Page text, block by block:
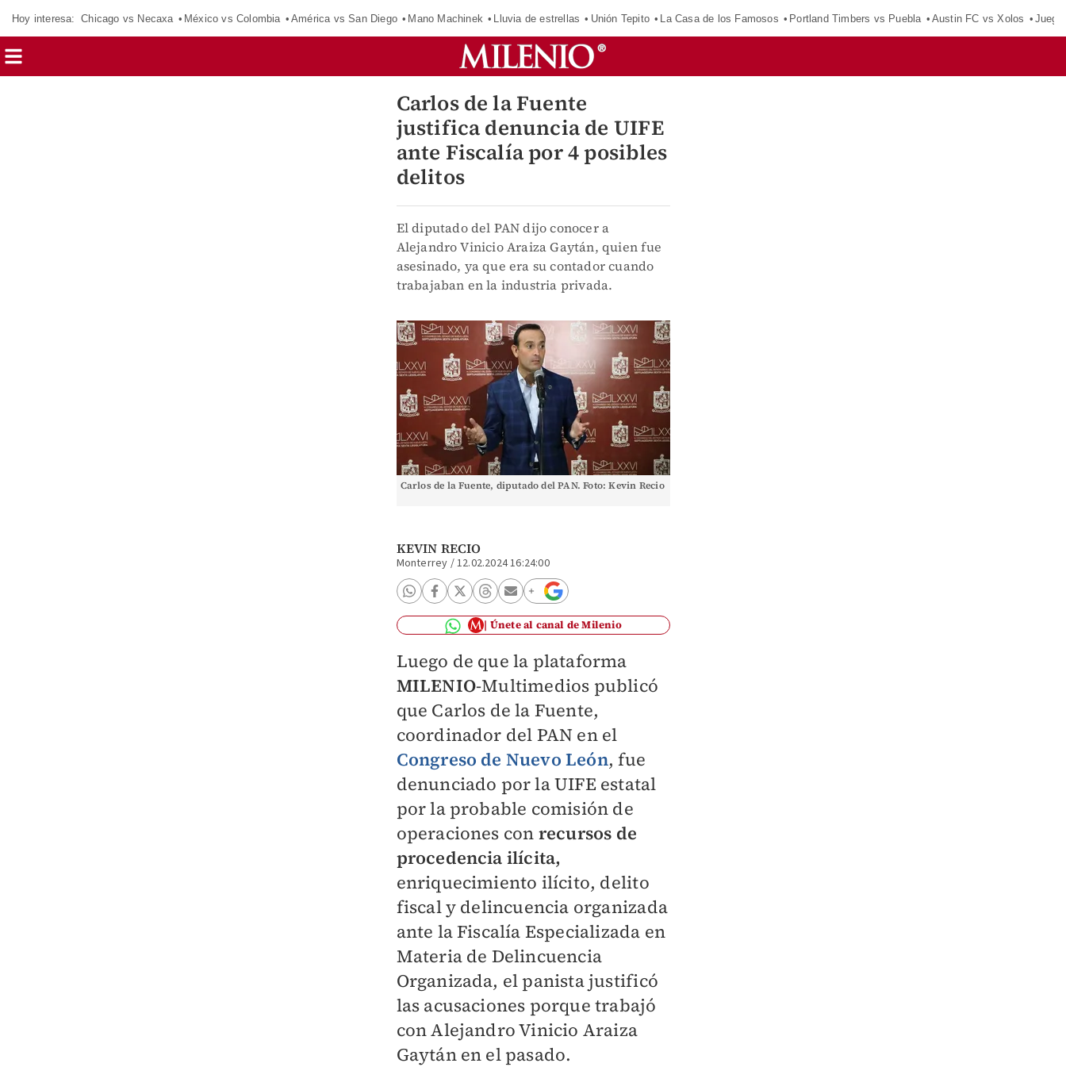
Hoy interesa: Chicago vs Necaxa México vs Colombia América vs San Diego Mano Machinek Lluvia de estrellas Unión Tepito La Casa de los Famosos Portland Timbers vs Puebla Austin FC vs Xolos
Carlos de la Fuente
justifica denuncia de UIFE
ante Fiscalía por 4 posibles
delitos
El diputado del PAN dijo conocer a
Alejandro Vinicio Araiza Gaytán, quien fue
asesinado, ya que era su contador cuando
trabajaban en la industria privada.
Carlos de la Fuente, diputado del PAN. Foto: Kevin Recio
KEVIN RECIO
Monterrey /12.02.2024 16:24:00
Únete al canal de Milenio
Luego de que la plataforma
MILENIO-Multimedios publicó
que Carlos de la Fuente,
coordinador del PAN en el
Congreso de Nuevo León, fue
denunciado por la UIFE estatal
por la probable comisión de
operaciones con recursos de
procedencia ilícita,
enriquecimiento ilícito, delito
fiscal y delincuencia organizada
ante la Fiscalía Especializada en
Materia de Delincuencia
Organizada, el panista justificó
las acusaciones porque trabajó
con Alejandro Vinicio Araiza
Gaytán en el pasado.